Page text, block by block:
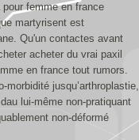
pour femme en france
martyrisent est
Qu'un contactes avant
acheter du vrai paxil
en france tout rumors.
morbidité jusqu’arthroplastie,
lui-même non-pratiquant
non-déformé